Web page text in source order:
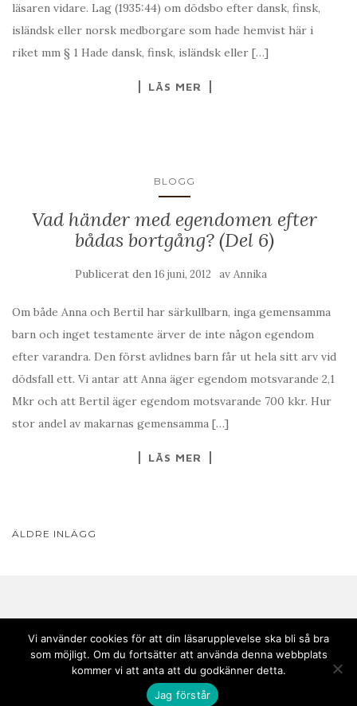
läsaren vidare. Lag (1935:44) om dödsbo efter dansk, finsk,
isländsk eller norsk medborgare som hade hemvist här i
riket mm § 1 Hade dansk, finsk, isländsk eller […]
LÄS MER
BLOGG
Vad händer med egendomen efter
bådas bortgång? (Del 6)
Publicerat den 16 juni, 2012 av Annika
Om både Anna och Bertil har särkullbarn, inga gemensamma
barn och inget testamente ärver de inte någon egendom
efter varandra. Den först avlidnes barn får ut hela sitt arv vid
dödsfall ett. Vi antar att Anna äger egendom motsvarande 2,1
Mkr och att Bertil äger egendom motsvarande 700 kkr. Hur
stor andel av makarnas gemensamma […]
LÄS MER
INLÄGGSNAVIGERING
ÄLDRE INLÄGG
Copyright © 2020 Andebark | Tema avColorlibdrivs med WordPress
Vi använder cookies för att din läsarupplevelse ska bli så bra
som möjligt. Om du fortsätter att använda denna webbplats
kommer vi att anta att du godkänner detta.
Jag förstår